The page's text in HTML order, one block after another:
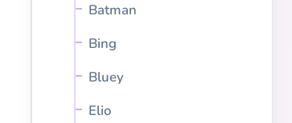
Batman
Bing
Bluey
Elio